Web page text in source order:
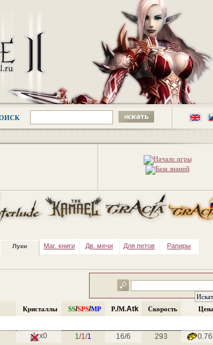
Луки Маг. книги Дв. мечи Для петов
Рапиры
Кристаллы SS/SPS/MP P./M.Atk Скорость Цена
x0 1/1/1 16/6 293